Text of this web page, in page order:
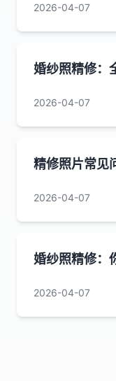
2026-04-07
婚纱照精修：
2026-04-07
精修照片常见
2026-04-07
婚纱照精修：
2026-04-07